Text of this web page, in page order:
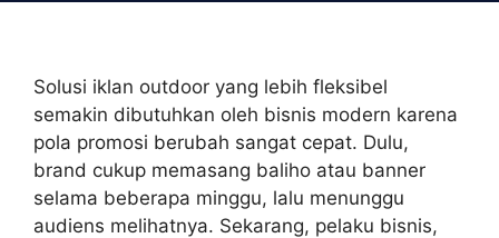
Solusi iklan outdoor yang lebih fleksibel
semakin dibutuhkan oleh bisnis modern karena
pola promosi berubah sangat cepat. Dulu,
brand cukup memasang baliho atau banner
selama beberapa minggu, lalu menunggu
audiens melihatnya. Sekarang, pelaku bisnis,